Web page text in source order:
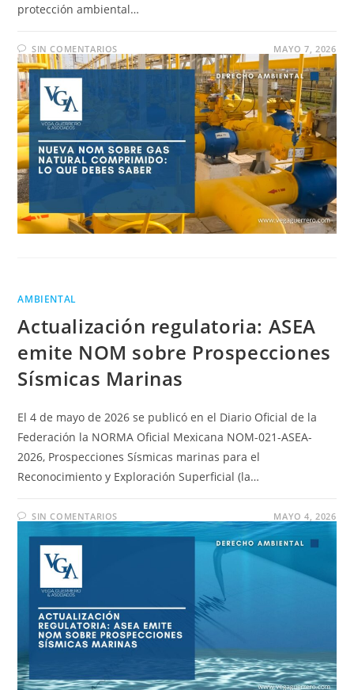
protección ambiental…
SIN COMENTARIOS MAYO 7, 2026
AMBIENTAL
Actualización regulatoria: ASEA
emite NOM sobre Prospecciones
Sísmicas Marinas
El 4 de mayo de 2026 se publicó en el Diario Oficial de la
Federación la NORMA Oficial Mexicana NOM-021-ASEA-
2026, Prospecciones Sísmicas marinas para el
Reconocimiento y Exploración Superficial (la…
SIN COMENTARIOS MAYO 4, 2026